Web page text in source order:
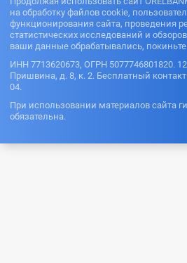
на обработку файлов cookie,
функционирования сайта, проведения
статистических исследований и
ваши данные обрабатывались, покиньте
ИНН 7713620673, ОГРН 5077746801820.
Пришвина, д. 8, к. 2. Бесплатный
04.
При использовании материалов сайта
обязательна.